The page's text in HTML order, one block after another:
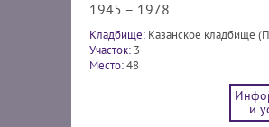
1945 – 1978
Кладбище: Казанское кладбище
Участок: 3
Место:48
и